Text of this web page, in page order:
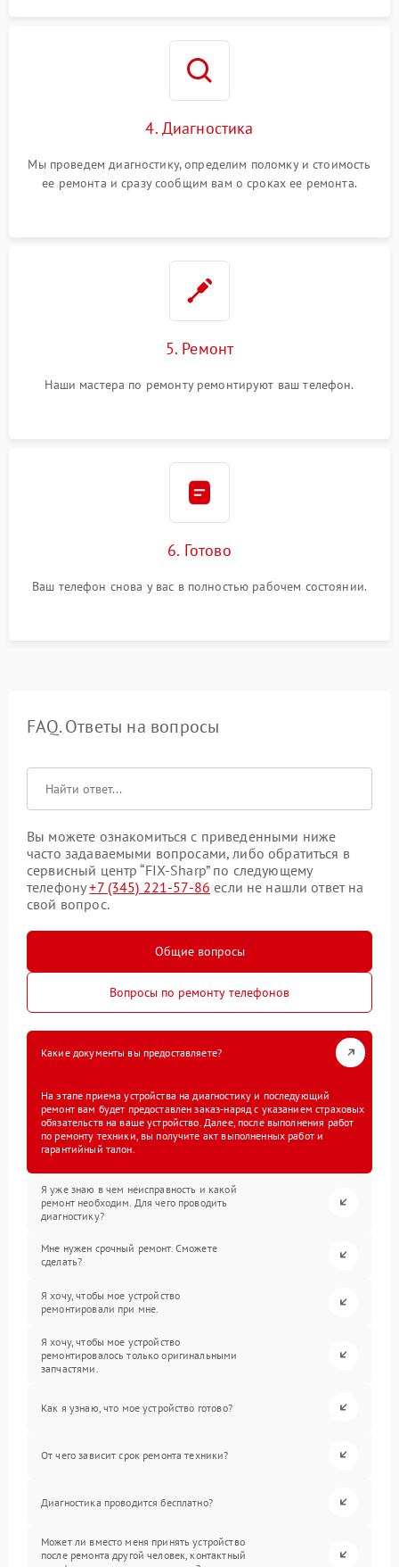
4. Диагностика
Мы проведем диагностику, определим поломку и стоимость
ее ремонта и сразу сообщим вам о сроках ее ремонта.
5. Ремонт
Наши мастера по ремонту ремонтируют ваш телефон.
6. Готово
Ваш телефон снова у вас в полностью рабочем состоянии.
FAQ. Ответы на вопросы
Вы можете ознакомиться с приведенными ниже
часто задаваемыми вопросами, либо обратиться в
сервисный центр “FIX-Sharp” по следующему
телефону+7 (345) 221-57-86 если не нашли ответ на
свой вопрос.
Общие вопросы
Вопросы по ремонту телефонов
Какие документы вы предоставляете?
На этапе приема устройства на диагностику и последующий
ремонт вам будет предоставлен заказ-наряд с указанием страховых
обязательств на ваше устройство. Далее, после выполнения работ
по ремонту техники, вы получите акт выполненных работ и
гарантийный талон.
Я уже знаю в чем неисправность и какой
ремонт необходим. Для чего проводить
диагностику?
Мне нужен срочный ремонт. Сможете
сделать?
Я хочу, чтобы мое устройство
ремонтировали при мне.
Я хочу, чтобы мое устройство
ремонтировалось только оригинальными
запчастями.
Как я узнаю, что мое устройство готово?
От чего зависит срок ремонта техники?
Диагностика проводится бесплатно?
Может ли вместо меня принять устройство
после ремонта другой человек, контактный